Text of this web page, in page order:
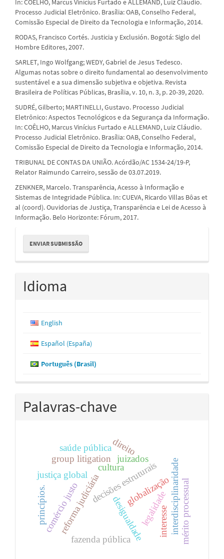
In: COÊLHO, Marcus Vinícius Furtado e ALLEMAND, Luiz Cláudio.
Processo Judicial Eletrônico. Brasília: OAB, Conselho Federal,
Comissão Especial de Direito da Tecnologia e Informação, 2014.
RODAS, Francisco Cortés. Justicia y Exclusión. Bogotá: Siglo del
Hombre Editores, 2007.
SARLET, Ingo Wolfgang; WEDY, Gabriel de Jesus Tedesco.
Algumas notas sobre o direito fundamental ao desenvolvimento
sustentável e a sua dimensão subjetiva e objetiva. Revista
Brasileira de Políticas Públicas, Brasília, v. 10, n. 3, p. 20-39, 2020.
SUDRÉ, Gilberto; MARTINELLI, Gustavo. Processo Judicial
Eletrônico: Aspectos Tecnológicos e da Segurança da Informação.
In: COÊLHO, Marcus Vinícius Furtado e ALLEMAND, Luiz Cláudio.
Processo Judicial Eletrônico. Brasília: OAB, Conselho Federal,
Comissão Especial de Direito da Tecnologia e Informação, 2014.
TRIBUNAL DE CONTAS DA UNIÃO. Acórdão/AC 1534-24/19-P,
Relator Raimundo Carreiro, sessão de 03.07.2019.
ZENKNER, Marcelo. Transparência, Acesso à Informação e
Sistemas de Integridade Pública. In: CUEVA, Ricardo Villas Bôas et
al (coord). Ouvidorias de Justiça, Transparência e Lei de Acesso à
Informação. Belo Horizonte: Fórum, 2017.
Enviar
Submissão
ENVIAR SUBMISSÃO
Idioma
English
Español (España)
Português (Brasil)
Palavras-chave
reforma judiciária
cultura
decisões estruturais
desigualdade
globalização
justiça global
comércio justo interdisciplinaridade
group litigation
legalidade
fazenda pública
juizados
mérito processual
direito
interesse
princípios.
saúde pública